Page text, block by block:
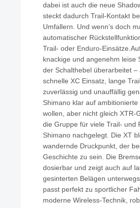
dabei ist auch die neue
steckt dadurch Trail-Kontakt
Umfallern. Und wenn’s doch
automatischer
Trail- oder Enduro-
knackige und angenehm leise
der Schalthebel überarbeitet
schnelle XC Einsatz, lange
zuverlässig und unauffällig
Shimano klar auf
wollen, aber nicht gleich XTR-
die Gruppe für viele Trail- und
Shimano nachgelegt. Die XT
wandernde Druckpunkt, der
Geschichte zu sein. Die
dosierbar und zeigt auch auf
gesinterten Belägen
passt perfekt zu sportlicher
moderne Wireless-Technik,